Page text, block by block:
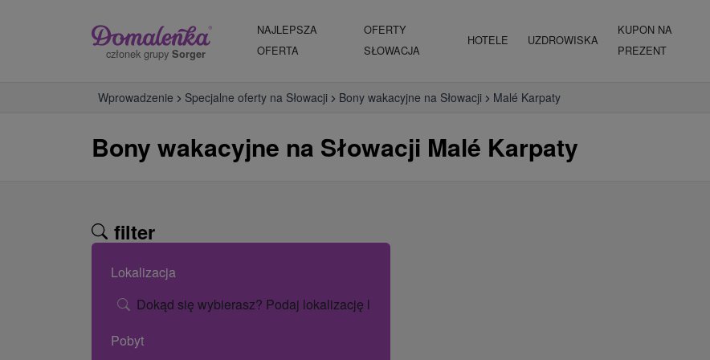
członek grupy Sorger
NAJLEPSZA
OFERTA
OFERTY
SŁOWACJA
HOTELE UZDROWISKA
KUPON NA
PREZENT
Wprowadzenie Specjalne oferty na Słowacji Bony wakacyjne na Słowacji Malé Karpaty
Bony wakacyjne na Słowacji Malé Karpaty
filter
Lokalizacja
Dokąd się wybierasz? Podaj lokalizację lub nazwę hotelu.
Pobyt